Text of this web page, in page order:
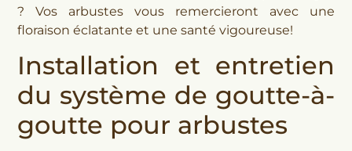
? Vos arbustes vous remercieront avec une
floraison éclatante et une santé vigoureuse!
Installation et entretien
du système de goutte-à-
goutte pour arbustes